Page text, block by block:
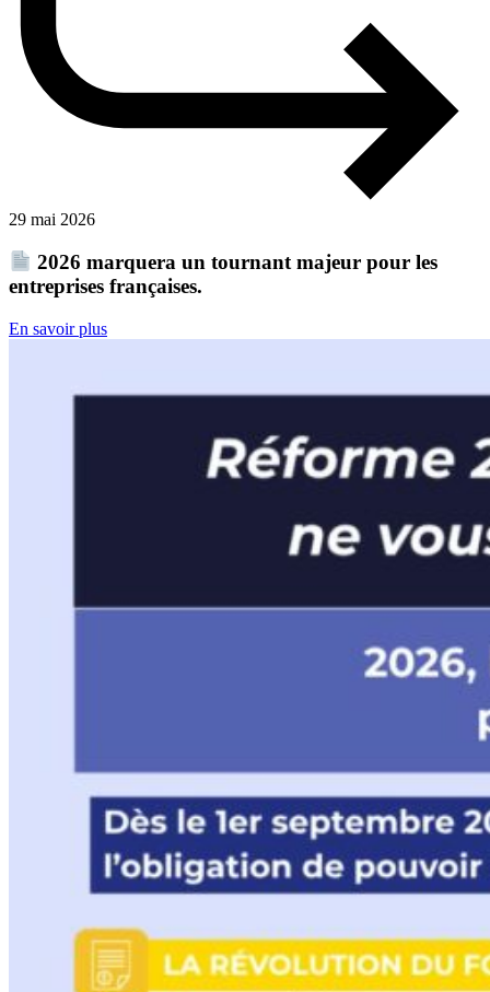
29 mai 2026
2026 marquera un tournant majeur pour les
entreprises françaises.
En savoir plus